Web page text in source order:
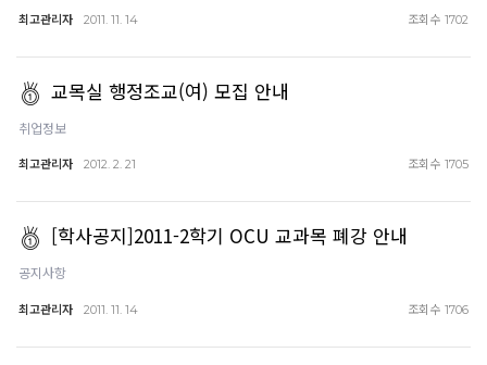
최고관리자 2011. 11. 14 조회수 1702
교목실 행정조교(여) 모집 안내
취업정보
최고관리자 2012. 2. 21 조회수 1705
[학사공지]2011-2학기 OCU 교과목 폐강 안내
공지사항
최고관리자 2011. 11. 14 조회수 1706